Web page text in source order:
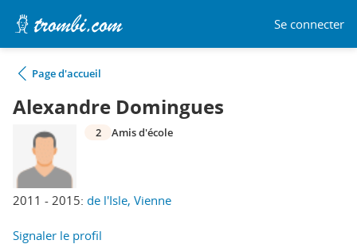
Se connecter
Page d'accueil
Alexandre Domingues
2011 - 2015: de l'Isle, Vienne
2 Amis d'école
Signaler le profil